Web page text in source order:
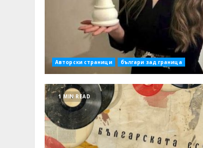
Авторски страници българи зад граница
1 MIN READ